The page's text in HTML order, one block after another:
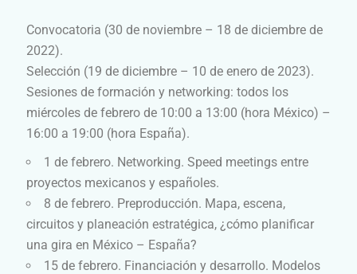
Convocatoria (30 de noviembre – 18 de diciembre de
2022).
Selección (19 de diciembre – 10 de enero de 2023).
Sesiones de formación y networking: todos los
miércoles de febrero de 10:00 a 13:00 (hora México) –
16:00 a 19:00 (hora España).
1 de febrero. Networking. Speed meetings entre
proyectos mexicanos y españoles.
8 de febrero. Preproducción. Mapa, escena,
circuitos y planeación estratégica, ¿cómo planificar
una gira en México – España?
15 de febrero. Financiación y desarrollo. Modelos